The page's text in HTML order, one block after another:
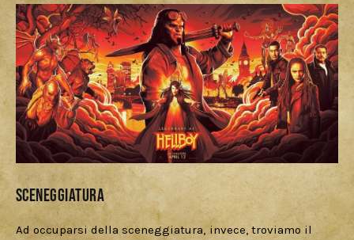
Sceneggiatura
Ad occuparsi della sceneggiatura, invece, troviamo il